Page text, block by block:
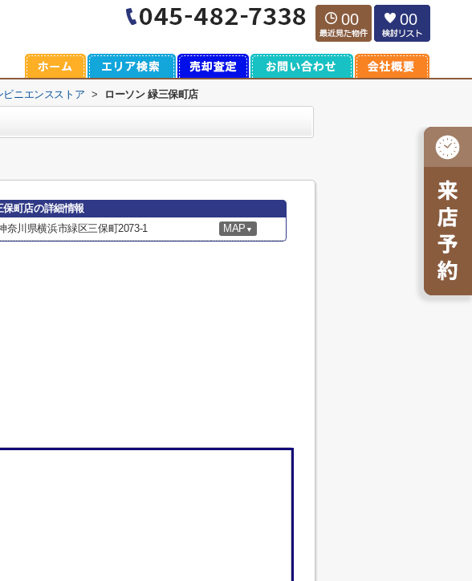
00 00
ニエンスストア > ローソン 緑三保町店
保町店の詳細情報
奈川県横浜市緑区三保町2073-1 MAP ▼